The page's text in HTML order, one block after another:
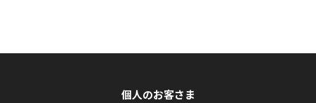
個人のお客さま